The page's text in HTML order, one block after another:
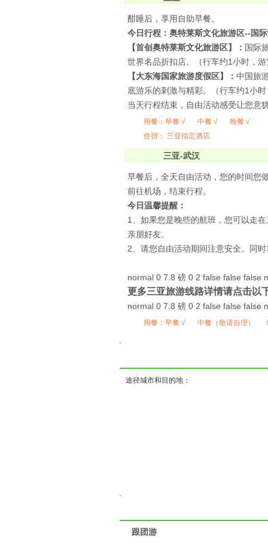
酣睡后，享用自助早餐。
今日行程：奥特莱斯文化旅游区--国
【首创奥特莱斯文化旅游区】： 国际
世界名品折扣店。（行车约1小时，
【大东海国家旅游度假区】： 中国旅
底游乐的刺激与精彩。（行车约1小
当天行程结束，自由活动感受让您意
用餐： 早餐 √ 中餐 √
晚餐 √
住宿： 三亚指定酒店
第5天 三亚-武汉
早餐后，全天自由活动，您的时间您
前往机场，结束行程。
今日温馨提醒 ：
1、如果您是晚些的航班，您可以走
亲朋好友。
2、请您自由活动期间注意安全。同
normal 0 7.8 磅 0 2 false false false
更多三亚旅游线路详情请点击以
normal 0 7.8 磅 0 2 false false false
用餐： 早餐 √ 中餐（敬请自理）
途径城市和目的地：
跟团游